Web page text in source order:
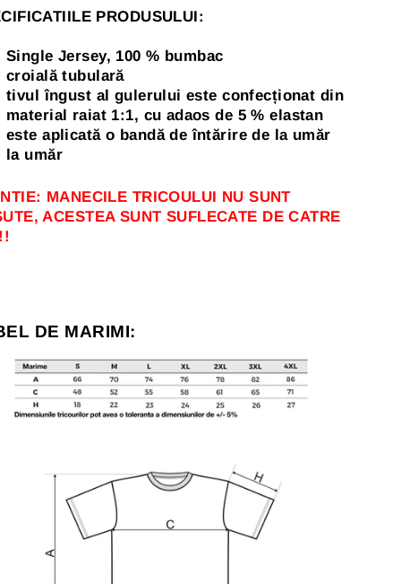
PRODUSULUI:
Single Jersey, 100 % bumbac
croială tubulară
tivul îngust al gulerului este confecționat din
material raiat 1:1, cu adaos de 5 % elastan
este aplicată o bandă de întărire de la umăr
la umăr
MANECILE TRICOULUI NU SUNT
ACESTEA SUNT SUFLECATE DE CATRE
DE MARIMI: